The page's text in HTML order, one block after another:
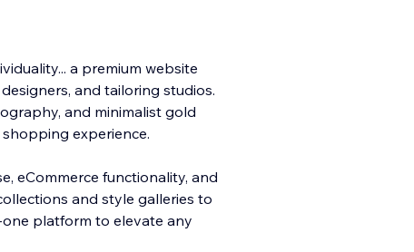
a premium website
and tailoring studios.
and minimalist gold
experience.
eCommerce functionality, and
and style galleries to
platform to elevate any